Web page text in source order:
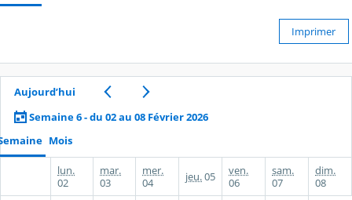
Imprimer
Aujourd’hui
Semaine 6 - du 02 au 08 Février 2026
Mois
lun.
02
mar.
03
mer.
04
jeu.05
ven.
06
sam.
07
dim.
08